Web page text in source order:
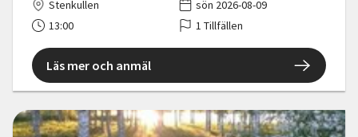
Stenkullen
sön 2026-08-09
13:00
1 Tillfällen
Läs mer och anmäl